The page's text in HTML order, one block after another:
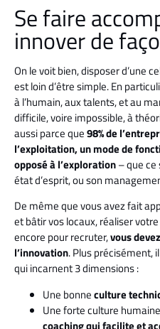
Se faire
innover de
On le voit bien, disposer d’une
est loin d’être simple. En
à l’humain, aux talents, et au
difficile, voire impossible, à
aussi parce que98% de
l’exploitation, un mode de
opposé à l’exploration– que
état d’esprit, ou son
De même que vous avez fait
et bâtir vos locaux, réaliser
encore pour recruter,vous
l’innovation. Plus précisément,
qui incarnent 3 dimensions :
Une bonneculture
Une forte culture
coaching qui facilite et